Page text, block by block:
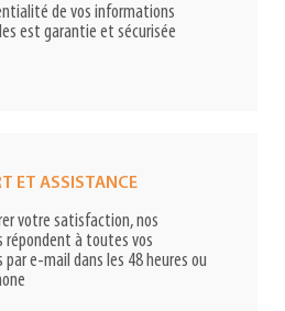
de vos informations
est garantie et sécurisée
ET ASSISTANCE
votre satisfaction, nos
répondent à toutes vos
par e-mail dans les 48 heures ou